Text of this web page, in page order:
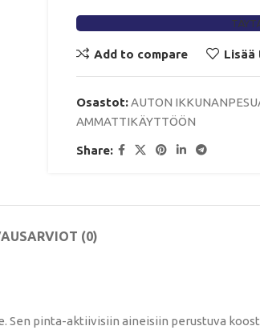
Add to compare Lisää
Osastot:AUTON
AMMATTIKÄYTTÖÖN
Share:
ARVIOT (0)
pinta-aktiivisiin aineisiin perustuva